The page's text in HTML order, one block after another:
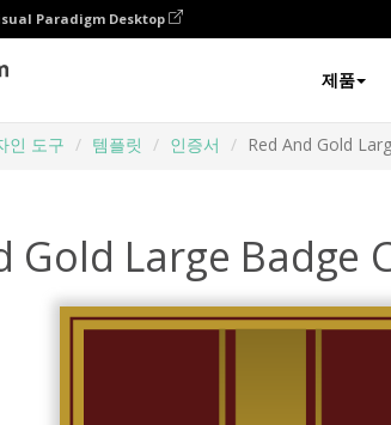
Paradigm Desktop
제품
인 도구 템플릿 인증서 Red And Gold
Gold Large Badge